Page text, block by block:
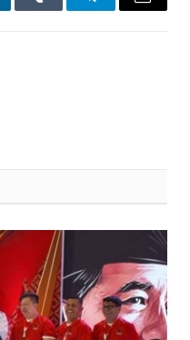
Tumblr TelegramEmail